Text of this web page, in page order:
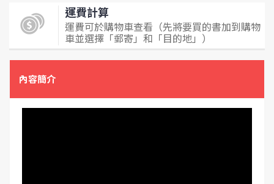
運費計算
運費可於購物車查看（先將要買的書加到購物
車並選擇「郵寄」和「目的地」）
內容簡介